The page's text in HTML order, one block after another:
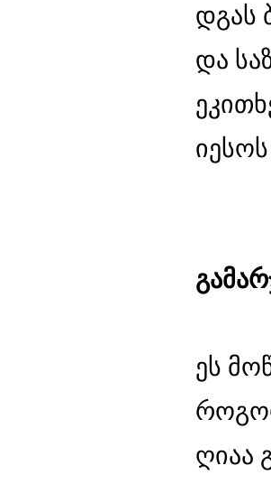
დგას
და
ეს
ღიაა